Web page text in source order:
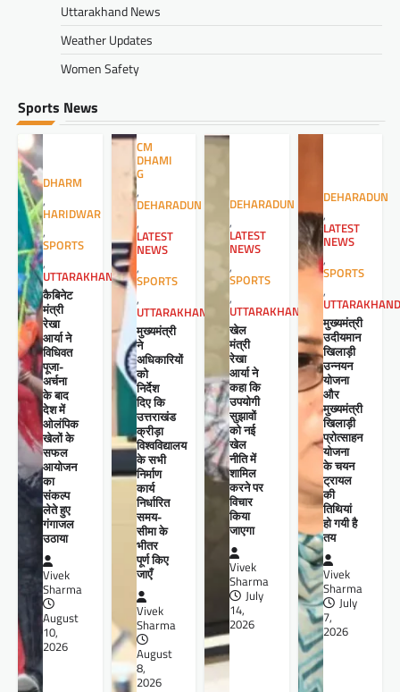
Uttarakhand News
Weather Updates
Women Safety
Sports News
DHARM
,
HARIDWAR
,
SPORTS
,
UTTARAKHAND
कैबिनेट
मंत्री
रेखा
आर्या ने
विधिवत
पूजा-
अर्चना
के बाद
देश में
ओलंपिक
खेलों के
सफल
आयोजन
का
संकल्प
लेते हुए
गंगाजल
उठाया
Vivek
Sharma
August
10,
2026
CM
DHAMI
G
,
DEHARADUN
,
LATEST
NEWS
,
SPORTS
,
UTTARAKHAND
मुख्यमंत्री
ने
अधिकारियों
को
निर्देश
दिए कि
उत्तराखंड
क्रीड़ा
विश्वविद्यालय
के सभी
निर्माण
कार्य
निर्धारित
समय-
सीमा के
भीतर
पूर्ण किए
जाएँ
Vivek
Sharma
August
8,
2026
DEHARADUN
,
LATEST
NEWS
,
SPORTS
,
UTTARAKHAND
खेल
मंत्री
रेखा
आर्या ने
कहा कि
उपयोगी
सुझावों
को नई
खेल
नीति में
शामिल
करने पर
विचार
किया
जाएगा
Vivek
Sharma
July
14,
2026
DEHARADUN
,
LATEST
NEWS
,
SPORTS
,
UTTARAKHAND
मुख्यमंत्री
उदीयमान
खिलाड़ी
उन्नयन
योजना
और
मुख्यमंत्री
खिलाड़ी
प्रोत्साहन
योजना
के चयन
ट्रायल
की
तिथियां
हो गयी है
तय
Vivek
Sharma
July
7,
2026